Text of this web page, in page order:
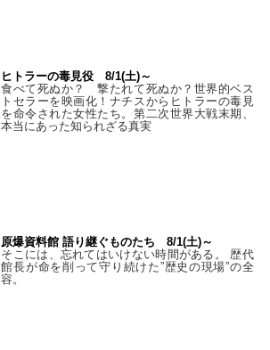
ヒトラーの毒見役 8/1(土)～
食べて死ぬか？ 撃たれて死ぬか？世界的ベス
トセラーを映画化！ナチスからヒトラーの毒見
を命令された女性たち。第二次世界大戦末期、
本当にあった知られざる真実
原爆資料館 語り継ぐものたち 8/1(土)～
そこには、忘れてはいけない時間がある。 歴代
館長が命を削って守り続けた”歴史の現場”の全
容。